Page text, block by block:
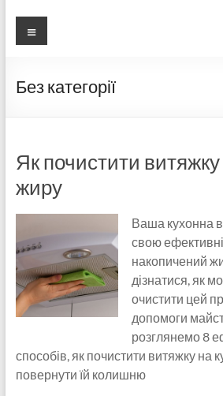
Меню
Без категорії
Як почистити витяжку
жиру
Ваша кухонна
свою
накопичений
дізнатися, як
очистити цей
допомоги
розглянемо 8
способів, як почистити витяжку на
повернути їй колишню